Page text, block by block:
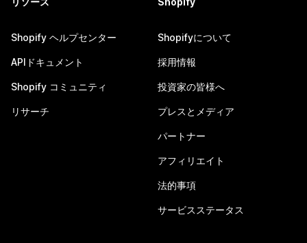
Shopify ヘルプセンター
APIドキュメント
Shopify コミュニティ
リサーチ
Shopifyについて
採用情報
投資家の皆様へ
プレスとメディア
パートナー
アフィリエイト
法的事項
サービスステータス